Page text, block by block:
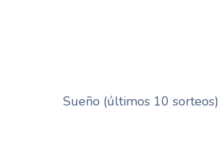
Sueño (últimos 10 sorteos)